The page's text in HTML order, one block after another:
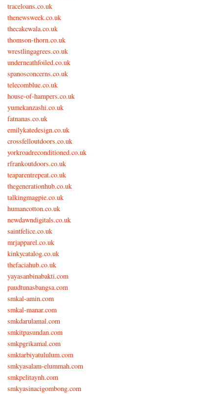
traceloans.co.uk
thenewsweek.co.uk
thecakewala.co.uk
thomson-thorn.co.uk
wrestlingagrees.co.uk
underneathfoiled.co.uk
spanosconcerns.co.uk
telecomblue.co.uk
house-of-hampers.co.uk
yumekanzashi.co.uk
fatnanas.co.uk
emilykatedesign.co.uk
crossfelloutdoors.co.uk
yorkroadreconditioned.co.uk
rfrankoutdoors.co.uk
teaparentrepeat.co.uk
thegenerationhub.co.uk
talkingmagpie.co.uk
humancotton.co.uk
newdawndigitals.co.uk
saintfelice.co.uk
mrjapparel.co.uk
kinkycatalog.co.uk
thefaciahub.co.uk
yayasanbinabakti.com
paudtunasbangsa.com
smkal-amin.com
smkal-manar.com
smkdarulamal.com
smkitpasundan.com
smkpgrikamal.com
smktarbiyatululum.com
smkyasalam-elummah.com
smkpelitaynh.com
smkyasinacigombong.com